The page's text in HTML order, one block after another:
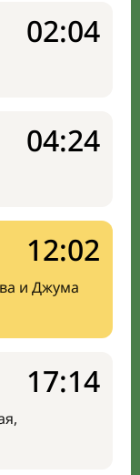
02:04
04:24
и Джума
12:02
17:14